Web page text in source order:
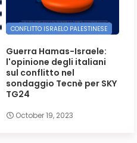
CONFLITTO ISRAELO PALESTINESE
Guerra Hamas-Israele:
l'opinione degli italiani
sul conflitto nel
sondaggio Tecnè per SKY
TG24
October 19, 2023